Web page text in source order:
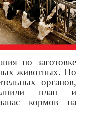
по заготовке
животных. По
органов,
план и
кормов на